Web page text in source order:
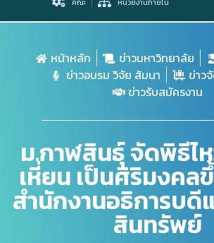
คณะ หน่วยงานภายใน
หน้าหลัก ข่าวมหาวิทยาลัย
ข่าวอบรม วิจัย สัมนา
ข่าว
ข่าวรับสมัครงาน
ม.กาฬสินธุ์ จัดพิธีไ
เหี่ยน เป็นศิริมงคล
สำนักงานอธิการบดี
สินทรัพย์